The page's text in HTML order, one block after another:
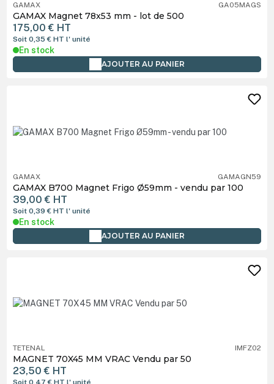
GAMAX GA05MAGS
GAMAX Magnet 78x53 mm - lot de 500
175,00 € HT
Soit 0,35 €HTl' unité
En stock
AJOUTER AU PANIER
GAMAX GAMAGN59
GAMAX B700 Magnet Frigo Ø59mm - vendu par 100
39,00 € HT
Soit 0,39 €HTl' unité
En stock
AJOUTER AU PANIER
TETENAL IMFZ02
MAGNET 70X45 MM VRAC Vendu par 50
23,50 € HT
Soit 0,47 €HTl' unité